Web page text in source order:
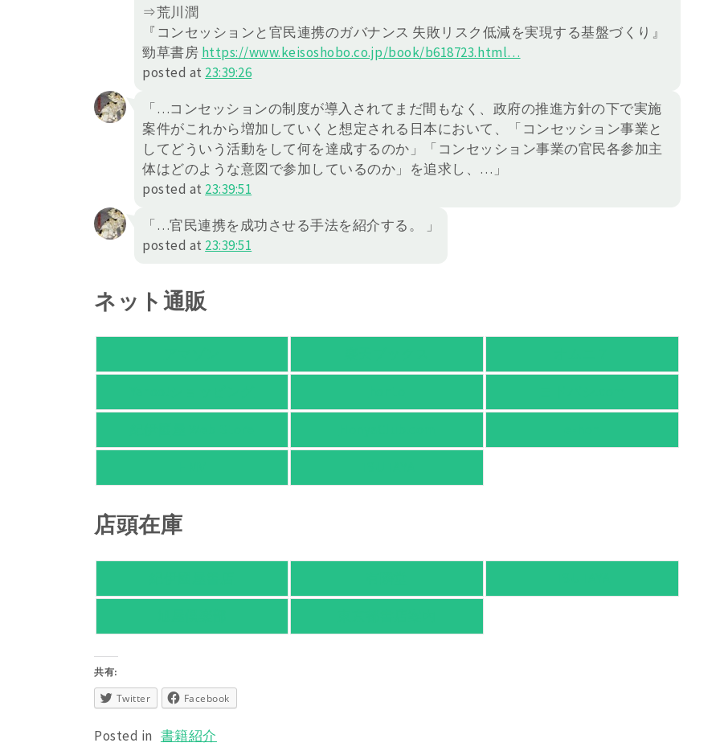
⇒荒川潤
『コンセッションと官民連携のガバナンス 失敗リスク低減を実現する基盤づくり』
勁草書房 https://www.keisoshobo.co.jp/book/b618723.html…
posted at 23:39:26
「…コンセッションの制度が導入されてまだ間もなく、政府の推進方針の下で実施
案件がこれから増加していくと想定される日本において、「コンセッション事業と
してどういう活動をして何を達成するのか」「コンセッション事業の官民各参加主
体はどのような意図で参加しているのか」を追求し、…」
posted at 23:39:51
「…官民連携を成功させる手法を紹介する。 」
posted at 23:39:51
ネット通販
店頭在庫
共有:
Twitter Facebook
Posted in 書籍紹介